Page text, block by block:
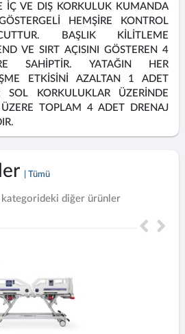
İÇ VE DIŞ KORKULUK KUMANDA
HEMŞİRE KONTROL
BAŞLIK KİLİTLEME
VE SIRT AÇISINI GÖSTEREN 4
SAHİPTİR. YATAĞIN HER
ETKİSİNİ AZALTAN 1 ADET
KORKULUKLAR ÜZERİNDE
TOPLAM 4 ADET DRENAJ
| Tümü
kategorideki diğer ürünler